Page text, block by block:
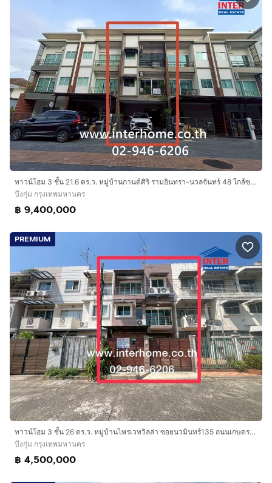
ทาวน์โฮม 3 ชั้น 21.6 ตร.ว. หมู่บ้านกานต์ศิริ รามอินทรา-นวลจันทร์ 48 ใกล้ซอยนวลจันทร์48 ถนนประดิษฐ์มนูธรรม ถนนนวลจันทร์ เขตบึงกุ่ม กรุงเทพ
บึงกุ่ม กรุงเทพมหานคร
฿ 9,400,000
PREMIUM
ทาวน์โฮม 3 ชั้น 26 ตร.ว. หมู่บ้านไพรเวทวิลล่า ซอยนวมินทร์135 ถนนเกษตรนวมินทร์ ถนนนวมินทร์ เขตบึงกุ่ม กรุงเทพมหานคร
บึงกุ่ม กรุงเทพมหานคร
฿ 4,500,000